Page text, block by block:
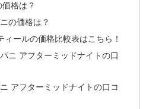
格は？
の価格は？
ィールの価格比較表はこちら！
ニ アフターミッドナイトの口
アフターミッドナイトの口コ